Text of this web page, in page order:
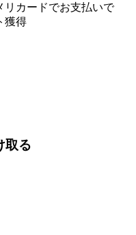
リカードでお支払いで
獲得
取る